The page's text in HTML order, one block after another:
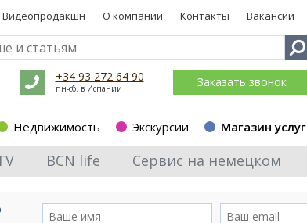
Видеопродакшн О компании Контакты Вакансии
+34 93 272 64 90
пн-сб. в Испании Заказать звонок
Недвижимость Экскурсии Магазин услуг
BCN life Сервис на немецком